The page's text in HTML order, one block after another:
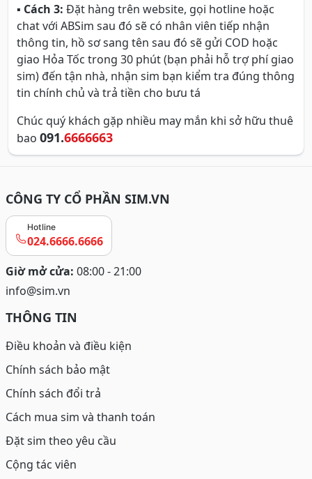
▪ Cách 3: Đặt hàng trên website, gọi hotline hoặc
chat với ABSim sau đó sẽ có nhân viên tiếp nhận
thông tin, hồ sơ sang tên sau đó sẽ gửi COD hoặc
giao Hỏa Tốc trong 30 phút (bạn phải hỗ trợ phí giao
sim) đến tận nhà, nhận sim bạn kiểm tra đúng thông
tin chính chủ và trả tiền cho bưu tá
Chúc quý khách gặp nhiều may mắn khi sở hữu thuê
bao 091.6666663
CÔNG TY CỔ PHẦN SIM.VN
Hotline
024.6666.6666
Giờ mở cửa: 08:00 - 21:00
info@sim.vn
THÔNG TIN
Điều khoản và điều kiện
Chính sách bảo mật
Chính sách đổi trả
Cách mua sim và thanh toán
Đặt sim theo yêu cầu
Cộng tác viên